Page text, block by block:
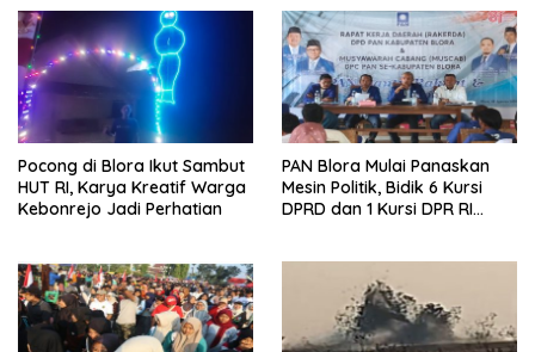
‎Pocong di Blora Ikut Sambut
HUT RI, Karya Kreatif Warga
Kebonrejo Jadi Perhatian
‎PAN Blora Mulai Panaskan
Mesin Politik, Bidik 6 Kursi
DPRD dan 1 Kursi DPR RI